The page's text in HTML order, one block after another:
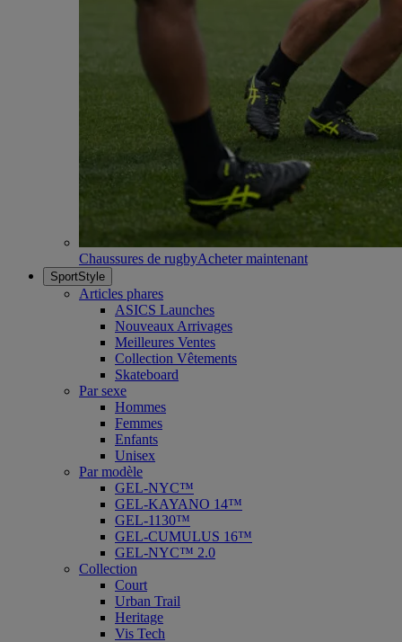
Chaussures de rugbyAcheter maintenant
SportStyle
Articles phares
ASICS Launches
Nouveaux Arrivages
Meilleures Ventes
Collection Vêtements
Skateboard
Par sexe
Hommes
Femmes
Enfants
Unisex
Par modèle
GEL-NYC™
GEL-KAYANO 14™
GEL-1130™
GEL-CUMULUS 16™
GEL-NYC™ 2.0
Collection
Court
Urban Trail
Heritage
Vis Tech